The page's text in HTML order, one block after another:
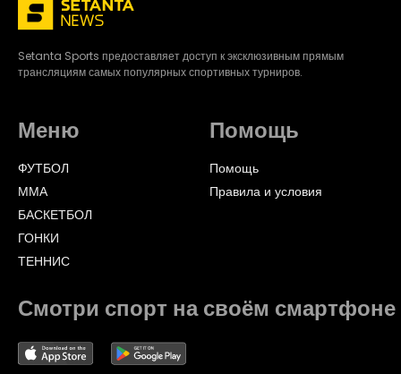
Setanta Sports предоставляет доступ к эксклюзивным прямым
трансляциям самых популярных спортивных турниров.
Меню
ФУТБОЛ
ММА
БАСКЕТБОЛ
ГОНКИ
ТЕННИС
Помощь
Помощь
Правила и условия
Смотри спорт на своём смартфоне